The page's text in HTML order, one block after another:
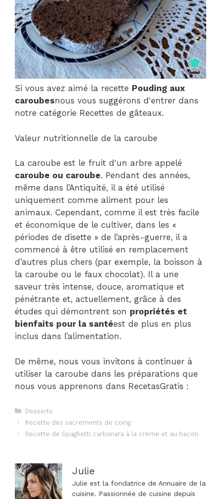
Si vous avez aimé la recette Pouding aux
caroubesnous vous suggérons d'entrer dans
notre catégorie Recettes de gâteaux.
Valeur nutritionnelle de la caroube
La caroube est le fruit d'un arbre appelé
caroube ou caroube. Pendant des années,
même dans l’Antiquité, il a été utilisé
uniquement comme aliment pour les
animaux. Cependant, comme il est très facile
et économique de le cultiver, dans les «
périodes de disette » de l’après-guerre, il a
commencé à être utilisé en remplacement
d’autres plus chers (par exemple, la boisson à
la caroube ou le faux chocolat). Il a une
saveur très intense, douce, aromatique et
pénétrante et, actuellement, grâce à des
études qui démontrent son propriétés et
bienfaits pour la santéest de plus en plus
inclus dans l’alimentation.
De même, nous vous invitons à continuer à
utiliser la caroube dans les préparations que
nous vous apprenons dans RecetasGratis :
Catégories
Desserts
Navigation
des
Recette des sacrements de coing
Recette de Spaghetti carbonara à la crème et au bacon
Julie
Julie est la fondatrice de Annuaire de la
cuisine. Passionnée de cuisine depuis